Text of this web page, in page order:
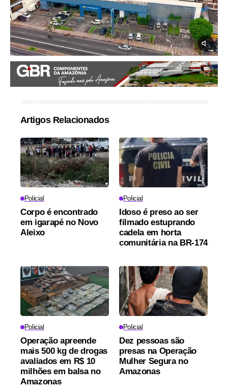
Artigos Relacionados
Policial
Corpo é encontrado
em igarapé no Novo
Aleixo
Policial
Idoso é preso ao ser
filmado estuprando
cadela em horta
comunitária na BR-174
Policial
Operação apreende
mais 500 kg de drogas
avaliados em R$ 10
milhões em balsa no
Amazonas
Policial
Dez pessoas são
presas na Operação
Mulher Segura no
Amazonas